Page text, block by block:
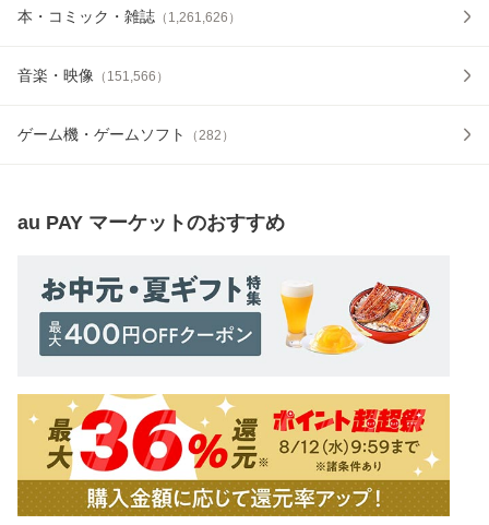
本・コミック・雑誌 （ 1,261,626 ）
音楽・映像 （ 151,566 ）
ゲーム機・ゲームソフト （282 ）
au PAY マーケットのおすすめ